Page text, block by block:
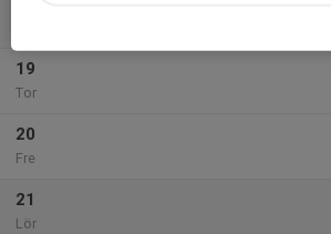
19
Tor
20
Fre
21
Lör